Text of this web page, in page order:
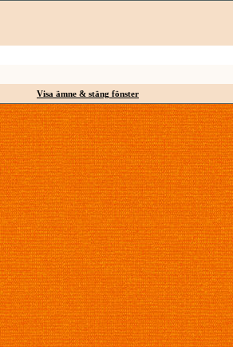
Visa ämne & stäng fönster